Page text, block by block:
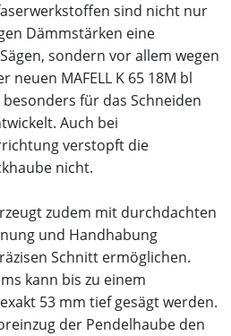
sind nicht nur
Dämmstärken eine
sondern vor allem wegen
neuen MAFELL K 65 18M bl
für das Schneiden
Auch bei
verstopft die
nicht.
zudem mit durchdachten
und Handhabung
Schnitt ermöglichen.
kann bis zu einem
53 mm tief gesägt werden.
der Pendelhaube den